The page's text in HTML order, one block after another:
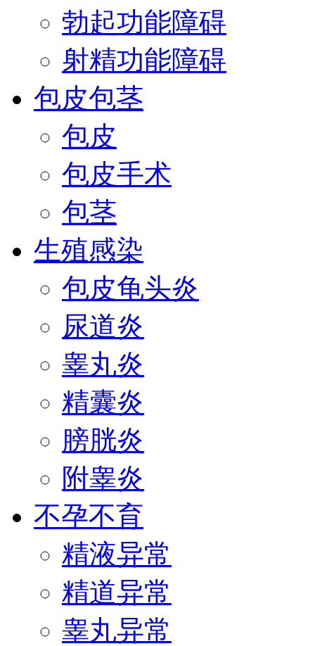
勃起功能障碍
射精功能障碍
包皮包茎
包皮
包皮手术
包茎
生殖感染
包皮龟头炎
尿道炎
睾丸炎
精囊炎
膀胱炎
附睾炎
不孕不育
精液异常
精道异常
睾丸异常